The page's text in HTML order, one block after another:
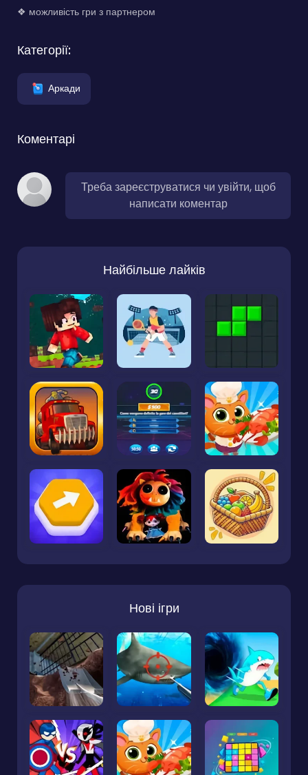
❖ можливість гри з партнером
Категорії:
Аркади
Коментарі
Треба зареєструватися чи увійти, щоб
написати коментар
Найбільше лайків
Нові ігри